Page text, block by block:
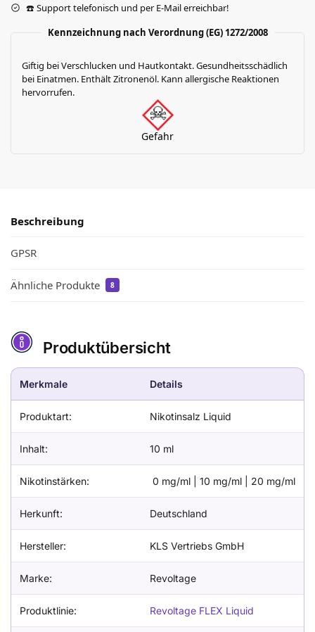
☎️ Support telefonisch und per E-Mail erreichbar!
Kennzeichnung nach Verordnung (EG) 1272/2008
Giftig bei Verschlucken und Hautkontakt. Gesundheitsschädlich
bei Einatmen. Enthält Zitronenöl. Kann allergische Reaktionen
hervorrufen.
Gefahr
Beschreibung
GPSR
Ähnliche Produkte 8
Produktübersicht
Merkmale Details
Produktart: Nikotinsalz Liquid
Inhalt: 10 ml
Nikotinstärken: 0 mg/ml | 10 mg/ml | 20 mg/ml
Herkunft: Deutschland
Hersteller: KLS Vertriebs GmbH
Marke: Revoltage
Produktlinie: Revoltage FLEX Liquid